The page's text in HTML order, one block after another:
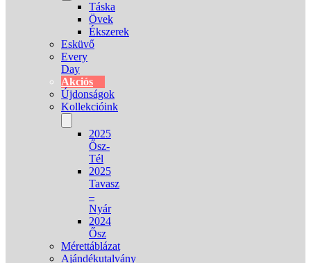
Táska
Övek
Ékszerek
Esküvő
Every
Day
Akciós
Újdonságok
Kollekcióink
2025
Ősz-
Tél
2025
Tavasz
–
Nyár
2024
Ősz
Mérettáblázat
Ajándékutalvány